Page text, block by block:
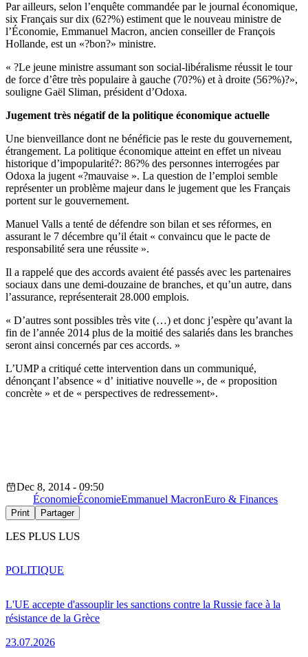
Par ailleurs, selon l’enquête commandée par le journal économique,
six Français sur dix (62?%) estiment que le nouveau ministre de
l’Économie, Emmanuel Macron, ancien conseiller de François
Hollande, est un «?bon?» ministre.
« ?Le jeune ministre assumant son social-libéralisme réussit le tour
de force d’être très populaire à gauche (70?%) et à droite (56?%)?»,
souligne Gaël Sliman, président d’Odoxa.
Jugement très négatif de la politique économique actuelle
Une bienveillance dont ne bénéficie pas le reste du gouvernement,
étrangement. La politique économique atteint en effet un niveau
historique d’impopularité?: 86?% des personnes interrogées par
Odoxa la jugent «?mauvaise ». La question de l’emploi semble
représenter un problème majeur dans le jugement que les Français
portent sur le gouvernement.
Manuel Valls a tenté de défendre son bilan et ses réformes, en
assurant le 7 décembre qu’il était « convaincu que le pacte de
responsabilité sera une réussite ».
Il a rappelé que des accords avaient été passés avec les partenaires
sociaux dans une demi-douzaine de branches, et qu’un autre, dans
l’assurance, représenterait 28.000 emplois.
« D’autres sont possibles très vite (…) et donc j’espère qu’avant la
fin de l’année 2014 plus de la moitié des salariés dans les branches
seront ainsi concernés par ces accords. »
L’UMP a critiqué cette intervention dans un communiqué,
dénonçant l’absence « d’ initiative nouvelle », de « proposition
concrète » et de « perspectives de redressement».
Dec 8, 2014 - 09:50
ÉconomieÉconomieEmmanuel MacronEuro & Finances
Print Partager
LES PLUS LUS
L'UE accepte d'assouplir les sanctions contre la Russie face à la
résistance de la Grèce
23.07.2026
POLITIQUE